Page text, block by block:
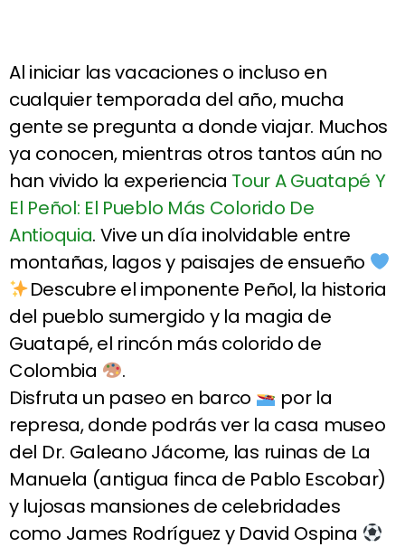
Al iniciar las vacaciones o incluso en
cualquier temporada del año, mucha
gente se pregunta a donde viajar. Muchos
ya conocen, mientras otros tantos aún no
han vivido la experiencia Tour A Guatapé Y
El Peñol: El Pueblo Más Colorido De
Antioquia. Vive un día inolvidable entre
montañas, lagos y paisajes de ensueño
Descubre el imponente Peñol, la historia
del pueblo sumergido y la magia de
Guatapé, el rincón más colorido de
Colombia
.
Disfruta un paseo en barco
por la
represa, donde podrás ver la casa museo
del Dr. Galeano Jácome, las ruinas de La
Manuela (antigua finca de Pablo Escobar)
y lujosas mansiones de celebridades
como James Rodríguez y David Ospina